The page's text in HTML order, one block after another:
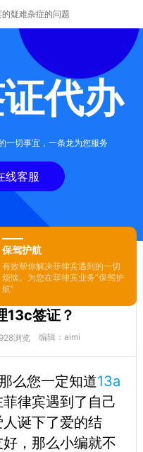
疑难杂症的问题
代办
一切事宜，一条龙为您服务
线客服
保驾护航
有效帮你解决菲律宾遇到的一切
烦恼。为您在菲律宾业务“保驾护
航”
13c签证？
浏览 编辑：aimi
么您一定知道13a
律宾遇到了自己
诞下了爱的结
，那么小编就不